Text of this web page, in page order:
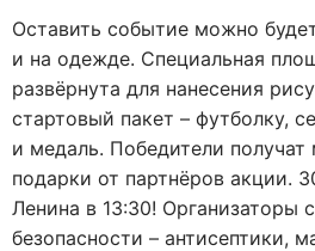
Оставить событие можно
и на одежде. Специальная
развёрнута для нанесения
стартовый пакет – футболку,
и медаль. Победители
подарки от партнёров акции.
Ленина в 13:30! Организаторы
безопасности – антисептики,